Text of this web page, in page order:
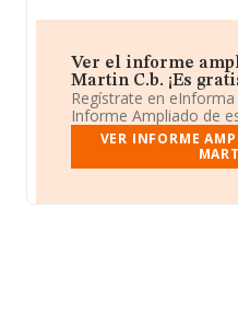
Ver el informe
Martin C.b. ¡Es
Regístrate en
Informe Ampliado de
VER INFORME